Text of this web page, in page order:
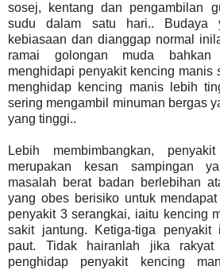
sosej, kentang dan pengambilan
sudu dalam satu hari.. Budaya
kebiasaan dan dianggap normal
ramai golongan muda bahkan
menghidapi penyakit kencing manis
menghidap kencing manis lebih
sering mengambil minuman bergas
yang tinggi..
Lebih membimbangkan,
merupakan kesan sampingan
masalah berat badan berlebihan
yang obes berisiko untuk
penyakit 3 serangkai, iaitu kencing
sakit jantung. Ketiga-tiga penyakit
paut. Tidak hairanlah jika rakyat
penghidap penyakit kencing